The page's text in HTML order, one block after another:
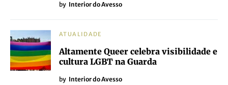
by Interior do Avesso
ATUALIDADE
Altamente Queer celebra visibilidade e
cultura LGBT na Guarda
by Interior do Avesso